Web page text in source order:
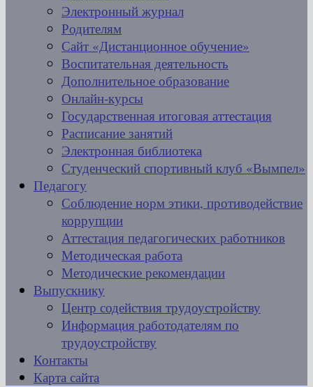
Электронный журнал
Родителям
Сайт «Дистанционное обучение»
Воспитательная деятельность
Дополнительное образование
Онлайн-курсы
Государственная итоговая аттестация
Расписание занятий
Электронная библиотека
Студенческий спортивный клуб «Вымпел»
Педагогу
Соблюдение норм этики, противодействие
коррупции
Аттестация педагогических работников
Методическая работа
Методические рекомендации
Выпускнику
Центр содействия трудоустройству
Информация работодателям по
трудоустройству
Контакты
Карта сайта